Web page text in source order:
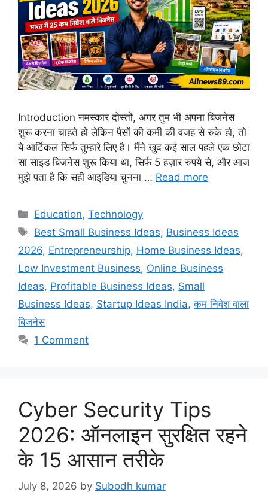
Introduction नमस्कार दोस्तों, अगर तुम भी अपना बिजनेस
शुरू करना चाहते हो लेकिन पैसों की कमी की वजह से रुके हो, तो
ये आर्टिकल सिर्फ तुम्हारे लिए है। मैंने खुद कई साल पहले एक छोटा
सा साइड बिजनेस शुरू किया था, सिर्फ 5 हज़ार रुपये से, और आज
मुझे पता है कि सही आइडिया चुनना … Read more
Education,Technology
Best Small Business Ideas, Business Ideas
2026, Entrepreneurship, Home Business Ideas,
Low Investment Business, Online Business
Ideas, Profitable Business Ideas, Small
Business Ideas, Startup Ideas India,कम निवेश वाला
बिजनेस
1 Comment
Cyber Security Tips
2026: ऑनलाइन सुरक्षित रहने
के 15 आसान तरीके
July 8, 2026 by Subodh kumar